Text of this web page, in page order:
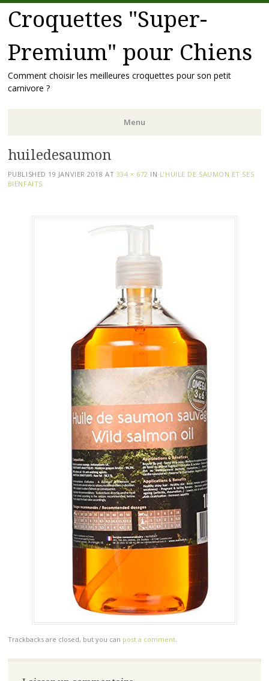
Croquettes "Super-
Premium" pour Chiens
Comment choisir les meilleures croquettes pour son petit
carnivore ?
Menu
Skip to content
huiledesaumon
PUBLISHED 19 JANVIER 2018 AT 334 × 672 IN L’HUILE DE SAUMON ET SES
BIENFAITS
Trackbacks are closed, but you can post a comment.